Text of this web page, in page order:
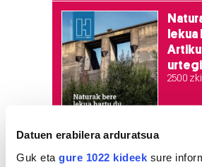
Datuen erabilera arduratsua
Guk eta gure 1022 kideek sure
lekua
2.500